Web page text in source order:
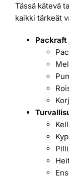
Tässä kätevä
kaikki tärkeät